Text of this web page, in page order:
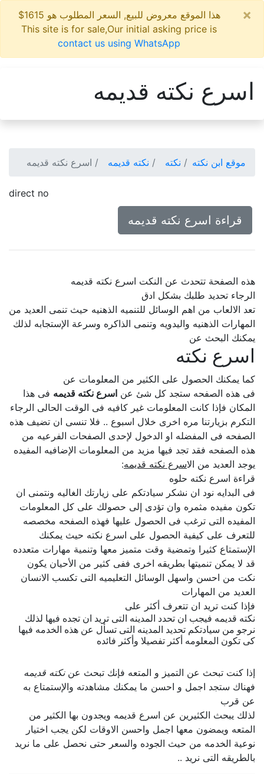
هذا الموقع معروض للبيع, السعر المطلوب هو 1615$
This site is for sale,Our initial asking price is
contact us using WhatsApp
اسرع نكته قديمه
موقع ابن نكته نكته نكته قديمه اسرع نكته قديمه
direct no
قراءة اسرع نكته قديمه
هذه الصفحة تتحدث عن النكت اسرع نكته قديمه
الرجاء تحديد طلبك بشكل ادق
تعد الالعاب من اهم الوسائل للتنميه الذهنيه حيث تنمى العديد من
المهارات الذهنيه واليدويه وتنمى الذاكره وسرعة الإستجابه لذلك
يمكنك البحث عن
اسرع نكته
كما يمكنك الحصول على الكثير من المعلومات عن
فى هذه الصفحه ستجد كل شئ عناسرع نكته قديمهفى هذا
المكان فإذا كانت المعلومات غير كافيه فى الوقت الحالى الرجاء
التكرم بزيارتنا مره اخرى خلال اسبوع .. فلا تنسى ان تضيف هذه
الصفحه فى المفضله او الدخول لإحدى الصفحات الفرعيه من
هذه الصفحه فقد تجد فيها مزيد من المعلومات الإضافيه المفيده
يوجد العديد من ال اسرع نكته قديمه:
قراءة اسرع نكته حلوه
فى البدايه نود ان نشكر سيادتكم على زيارتك الغاليه ونتمنى ان
تكون مفيده مثمره وان تؤدى إلى حصولك على كل المعلومات
المفيده التى ترغب فى الحصول عليها فهذه الصفحه مخصصه
للتعرف على كيفية الحصول على اسرع نكته حيث يمكنك
الإستمتاع كثيرا وتمضية وقت متميز معها وتنمية مهارات متعدده
قد لا يمكن تنميتها بطريقه اخرى ففى كثير من الأحيان يكون
نكت من احسن واسهل الوسائل التعليميه التى تكسب الانسان
العديد من المهارات
فإذا كنت تريد ان تتعرف أكثر على
نكته قديمه فيجب ان تحدد المدينه التى تريد ان تجده فيها لذلك
نرجو من سيادتكم تحديد المدينه التى تسأل عن هذه الخدمه فيها
كى تكون المعلومه أكثر تفصيلا وأكثر فائده
إذا كنت تبحث عن التميز و المتعه فإنك تبحث عننكته قديمه
فهناك ستجد اجمل و احسن ما يمكنك مشاهدته والإستمتاع به
عن قرب
لذلك يبحث الكثيرين عن اسرع قديمه ويجدون بها الكثير من
المتعه ويمضون معها اجمل واحسن الاوقات لكن يجب اختيار
نوعية الخدمه من حيث الجوده والسعر حتى نحصل على ما نريد
بالطريقه التى نريد ..